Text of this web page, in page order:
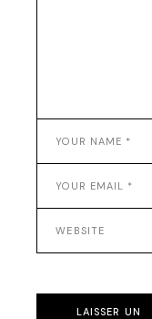
LAISSER UN